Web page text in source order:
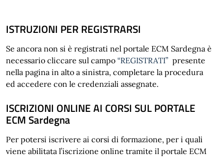
ISTRUZIONI PER REGISTRARSI
Se ancora non si è registrati nel portale ECM Sardegna è
necessario cliccare sul campo “REGISTRATI” presente
nella pagina in alto a sinistra, completare la procedura
ed accedere con le credenziali assegnate.
ISCRIZIONI ONLINE AI CORSI SUL PORTALE
ECM Sardegna
Per potersi iscrivere ai corsi di formazione, per i quali
viene abilitata l’iscrizione online tramite il portale ECM